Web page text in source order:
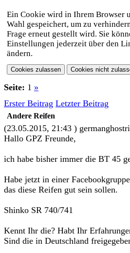
Ein Cookie wird in Ihrem Browser
Wahl gespeichert, um zu
Frage erneut gestellt wird. Sie
Einstellungen jederzeit über den
ändern.
Seite: 1 »
Erster Beitrag Letzter Beitrag
Andere Reifen
(23.05.2015, 21:43 )
Hallo GPZ Freunde,
ich habe bisher immer die BT 45
Habe jetzt in einer
das diese Reifen gut sein sollen.
Shinko SR 740/741
Kennt Ihr die? Habt Ihr
Sind die in Deutschland